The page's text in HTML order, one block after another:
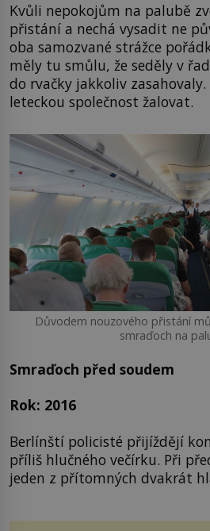
Kvůli nepokojům na palubě
přistání a nechá vysadit ne
oba samozvané strážce
měly tu smůlu, že seděly v
do rvačky jakkoliv
leteckou společnost žalovat.
Důvodem nouzového přistání
smraďoch na
Smraďoch před soudem
Rok: 2016
Berlínští policisté přijíždějí
příliš hlučného večírku. Při
jeden z přítomných dvakrát